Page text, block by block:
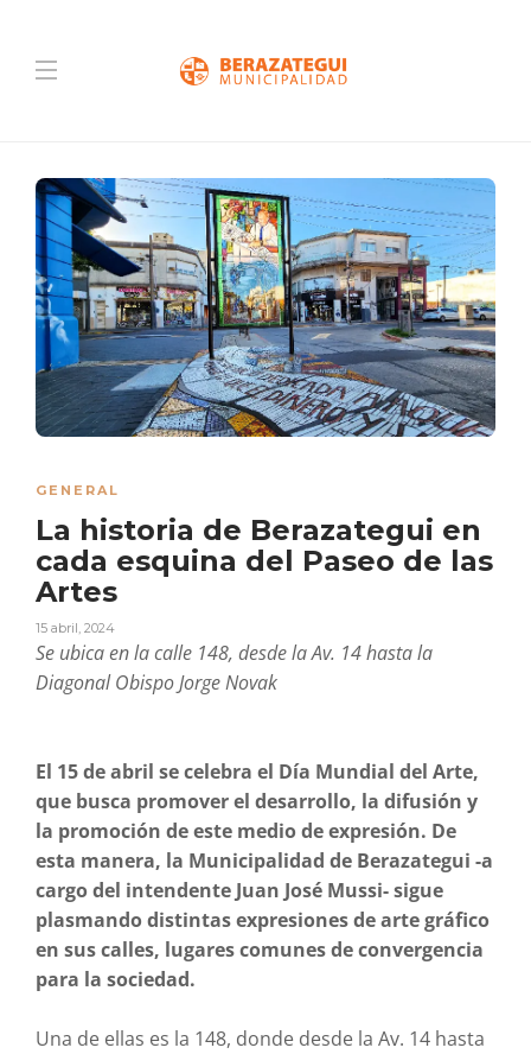
GENERAL
La historia de Berazategui en
cada esquina del Paseo de las
Artes
15 abril, 2024
Se ubica en la calle 148, desde la Av. 14 hasta la
Diagonal Obispo Jorge Novak
El 15 de abril se celebra el Día Mundial del Arte,
que busca promover el desarrollo, la difusión y
la promoción de este medio de expresión. De
esta manera, la Municipalidad de Berazategui -a
cargo del intendente Juan José Mussi- sigue
plasmando distintas expresiones de arte gráfico
en sus calles, lugares comunes de convergencia
para la sociedad.
Una de ellas es la 148, donde desde la Av. 14 hasta